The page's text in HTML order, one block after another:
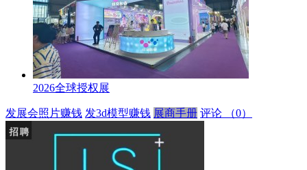
2026全球授权展
发展会照片赚钱 发3d模型赚钱 展商手册 评论 （0）